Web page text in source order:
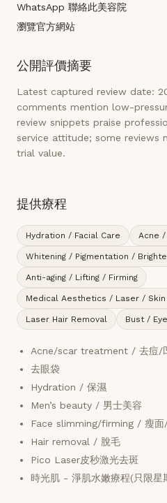
WhatsApp 聯絡此美容院
瀏覽官方網站
公開評價摘要
Latest captured review date:
comments mention low-
review snippets praise
service attitude; some reviews
trial value.
提供療程
Hydration / Facial Care Acne
Whitening / Pigmentation /
Anti-aging / Lifting / Firming
Medical Aesthetics / Laser / Skin
Laser Hair Removal Bust /
Acne/scar treatment / 去痘/
去眼袋
Hydration / 保濕
Men’s beauty / 男士美容
Face slimming/firming / 瘦面
Hair removal / 脫毛
Pico Laser皮秒激光去斑
時光肌 - 淨肌水嫩療程(只限星